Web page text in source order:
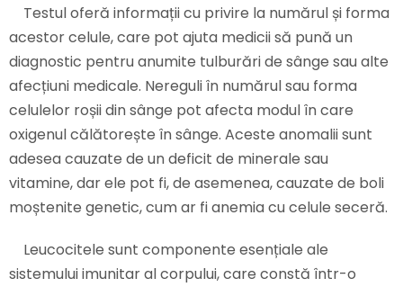
Testul oferă informații cu privire la numărul și forma
acestor celule, care pot ajuta medicii să pună un
diagnostic pentru anumite tulburări de sânge sau alte
afecțiuni medicale. Nereguli în numărul sau forma
celulelor roșii din sânge pot afecta modul în care
oxigenul călătorește în sânge. Aceste anomalii sunt
adesea cauzate de un deficit de minerale sau
vitamine, dar ele pot fi, de asemenea, cauzate de boli
moștenite genetic, cum ar fi anemia cu celule seceră.
Leucocitele sunt componente esențiale ale
sistemului imunitar al corpului, care constă într-o